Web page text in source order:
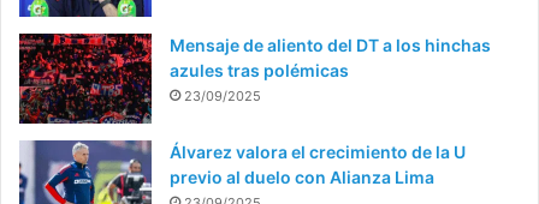
Mensaje de aliento del DT a los hinchas
azules tras polémicas
23/09/2025
Álvarez valora el crecimiento de la U
previo al duelo con Alianza Lima